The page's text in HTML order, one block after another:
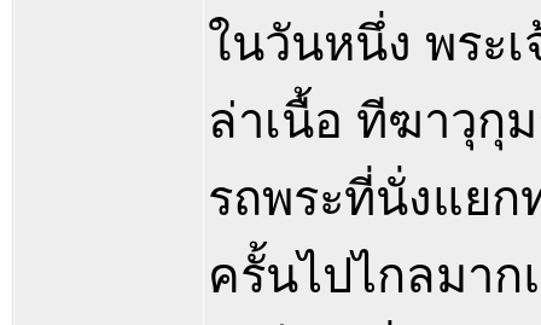
ในวันหนึ่ง พระ
ล่าเนื้อ ทีฆาวุกุ
รถพระที่นั่งแยก
ครั้นไปไกลมาก